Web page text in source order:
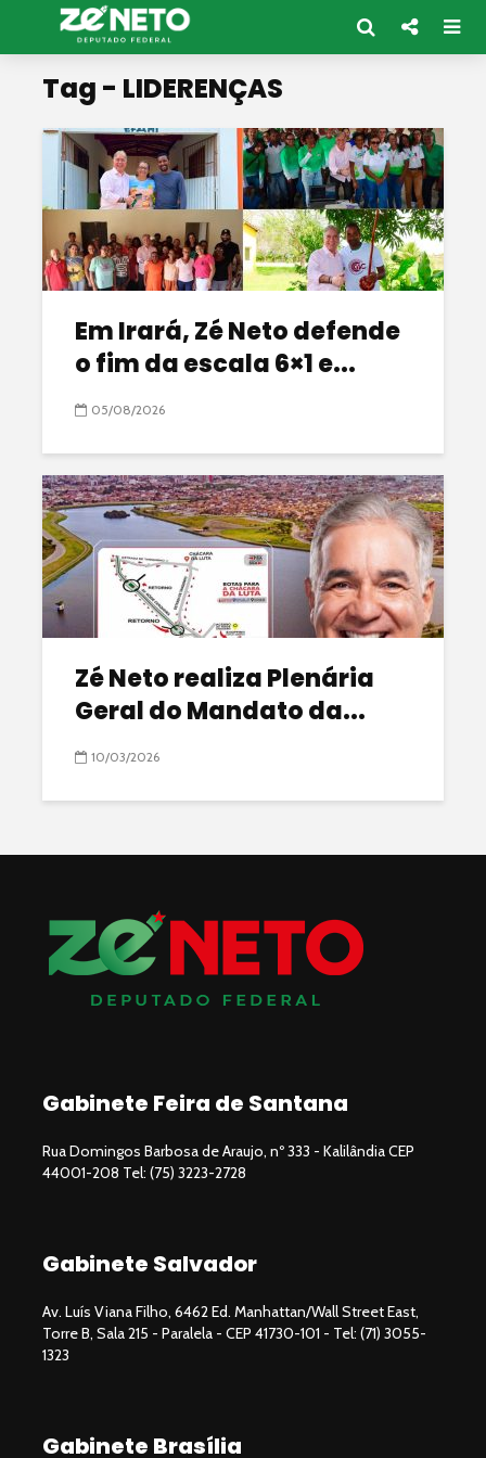
Tag - LIDERENÇAS
Em Irará, Zé Neto defende
o fim da escala 6×1 e...
05/08/2026
Zé Neto realiza Plenária
Geral do Mandato da...
10/03/2026
Gabinete Feira de Santana
Rua Domingos Barbosa de Araujo, nº 333 - Kalilândia CEP
44001-208 Tel: (75) 3223-2728
Gabinete Salvador
Av. Luís Viana Filho, 6462 Ed. Manhattan/Wall Street East,
Torre B, Sala 215 - Paralela - CEP 41730-101 - Tel: (71) 3055-
1323
Gabinete Brasília